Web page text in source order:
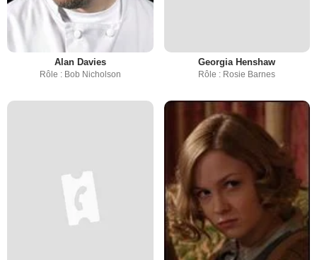
Alan Davies
Rôle : Bob Nicholson
Georgia Henshaw
Rôle : Rosie Barnes